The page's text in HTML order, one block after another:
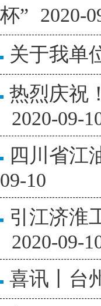
杯” 2020-
关于我单
热烈庆祝
2020-09-
四川省江
09-10
引江济淮
2020-09-
喜讯丨台